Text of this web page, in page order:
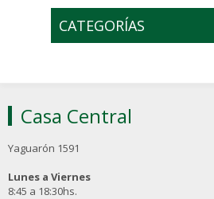
CATEGORÍAS
Casa Central
Yaguarón 1591
Lunes a Viernes
8:45 a 18:30hs.